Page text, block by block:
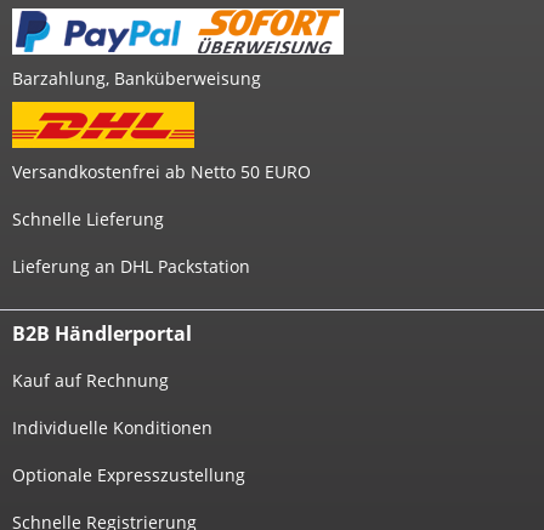
Barzahlung, Banküberweisung
Versandkostenfrei ab Netto 50 EURO
Schnelle Lieferung
Lieferung an DHL Packstation
B2B Händlerportal
Kauf auf Rechnung
Individuelle Konditionen
Optionale Expresszustellung
Schnelle Registrierung